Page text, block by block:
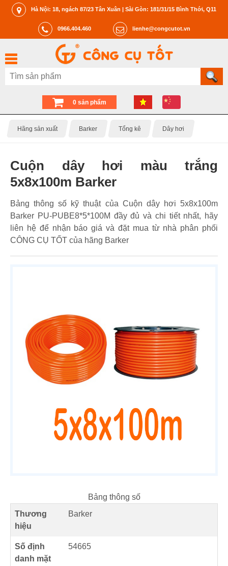
Hà Nội: 18, ngách 87/23 Tân Xuân | Sài Gòn: 181/31/15 Bình Thới, Q11
0966.404.460 lienhe@congcutot.vn
0 sản phẩm
Hãng sản xuất Barker Tổng kê Dây hơi
Cuộn dây hơi màu trắng
5x8x100m Barker
Bảng thông số kỹ thuật của Cuộn dây hơi 5x8x100m
Barker PU-PUBE8*5*100M đầy đủ và chi tiết nhất, hãy
liên hệ để nhận báo giá và đặt mua từ nhà phân phối
CÔNG CỤ TỐT của hãng Barker
Bảng thông số
Thương
hiệu
Barker
Số định
danh mặt
54665